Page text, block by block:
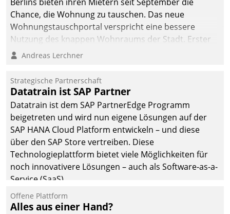
Chance, die Wohnung zu tauschen. Das neue
Wohnungstauschportal verspricht eine bessere
Nutzung des knappen Wohnraums der Stadt. Erster
Anwendungsfall für Datatrains Lösung API-Hub mit
Unternehmen.
Andreas Lerchner
Strategische Partnerschaft
Datatrain ist SAP Partner
Datatrain ist dem SAP PartnerEdge Programm
beigetreten und wird nun eigene Lösungen auf der
SAP HANA Cloud Platform entwickeln – und diese
über den SAP Store vertreiben. Diese
Technologieplattform bietet viele Möglichkeiten für
noch innovativere Lösungen – auch als Software-as-a-
Service (SaaS).
Offene Plattform
Alles aus einer Hand?